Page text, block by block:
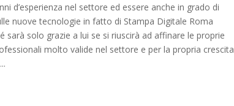
d’esperienza nel settore ed essere anche in grado di
nuove tecnologie in fatto di Stampa Digitale Roma
solo grazie a lui se si riuscirà ad affinare le proprie
molto valide nel settore e per la propria crescita